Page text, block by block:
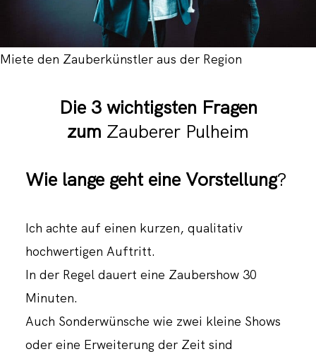
Miete den Zauberkünstler aus der Region
Die 3 wichtigsten Fragen
zum Zauberer Pulheim
Wie lange geht eine Vorstellung?
Ich achte auf einen kurzen, qualitativ
hochwertigen Auftritt.
In der Regel dauert eine Zaubershow 30
Minuten.
Auch Sonderwünsche wie zwei kleine Shows
oder eine Erweiterung der Zeit sind